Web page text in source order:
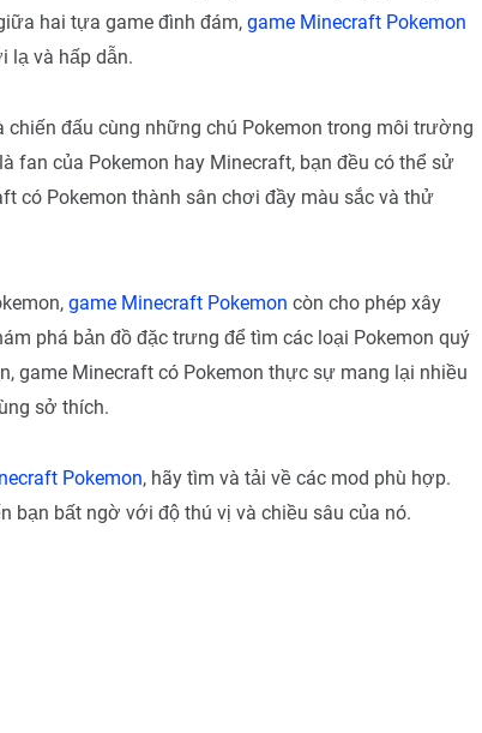
hai tựa game đình đám, game Minecraft Pokemon
lạ và hấp dẫn.
đấu cùng những chú Pokemon trong môi trường
fan của Pokemon hay Minecraft, bạn đều có thể sử
có Pokemon thành sân chơi đầy màu sắc và thử
game Minecraft Pokemon còn cho phép xây
phá bản đồ đặc trưng để tìm các loại Pokemon quý
game Minecraft có Pokemon thực sự mang lại nhiều
sở thích.
Pokemon, hãy tìm và tải về các mod phù hợp.
bạn bất ngờ với độ thú vị và chiều sâu của nó.